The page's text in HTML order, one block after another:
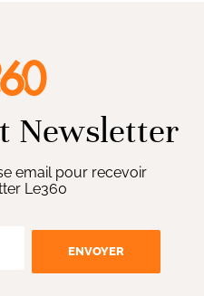
Newsletter
email pour recevoir
Le360
ENVOYER